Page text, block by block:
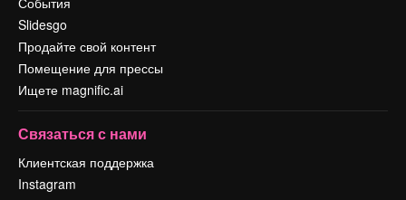
Slidesgo
Продайте свой контент
Помещение для прессы
Ищете magnific.ai
Связаться с нами
Клиентская поддержка
Instagram